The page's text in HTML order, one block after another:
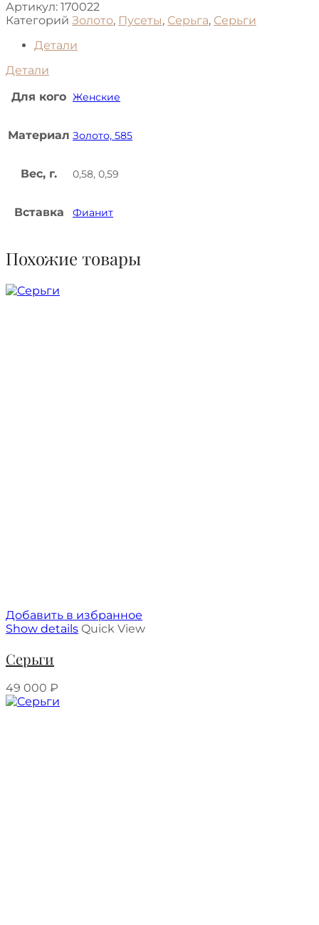
Артикул: 170022
Категорий Золото, Пусеты, Серьга, Серьги
Детали
Детали
Для кого Женские
Материал Золото, 585
Вес, г. 0,58, 0,59
Вставка Фианит
Похожие товары
Добавить в избранное
Show details Quick View
Серьги
49 000 ₽